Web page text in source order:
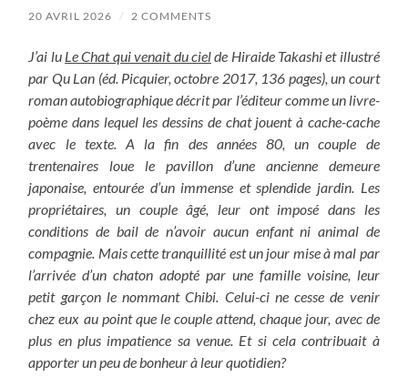
20 AVRIL 2026 / 2 COMMENTS
J’ai lu Le Chat qui venait du cielde Hiraide Takashi et illustré
par Qu Lan (éd. Picquier, octobre 2017, 136 pages), un court
roman autobiographique décrit par l’éditeur comme un livre-
poème dans lequel les dessins de chat jouent à cache-cache
avec le texte. A la fin des années 80, un couple de
trentenaires loue le pavillon d’une ancienne demeure
japonaise, entourée d’un immense et splendide jardin. Les
propriétaires, un couple âgé, leur ont imposé dans les
conditions de bail de n’avoir aucun enfant ni animal de
compagnie. Mais cette tranquillité est un jour mise à mal par
l’arrivée d’un chaton adopté par une famille voisine, leur
petit garçon le nommant Chibi. Celui-ci ne cesse de venir
chez eux au point que le couple attend, chaque jour, avec de
plus en plus impatience sa venue. Et si cela contribuait à
apporter un peu de bonheur à leur quotidien?